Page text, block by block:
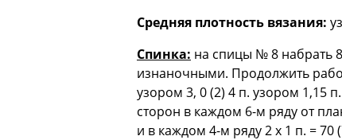
Средняя плотность вязания:
Спинка: на спицы № 8 набрать
изнаночными. Продолжить
узором 3, 0 (2) 4 п. узором 1,15
сторон в каждом 6-м ряду от
и в каждом 4-м ряду 2 x 1 п. = 70